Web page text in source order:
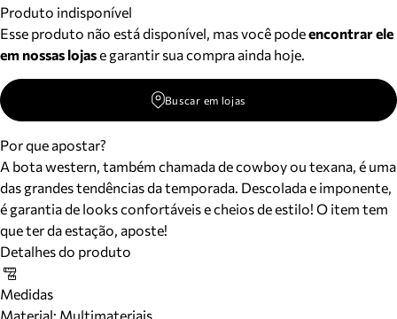
Produto indisponível
Esse produto não está disponível, mas você podeencontrar ele
em nossas lojase garantir sua compra ainda hoje.
Buscar em lojas
Por que apostar?
A bota western, também chamada de cowboy ou texana, é uma
das grandes tendências da temporada. Descolada e imponente,
é garantia de looks confortáveis e cheios de estilo! O item tem
que ter da estação, aposte!
Detalhes do produto
Medidas
Material: Multimateriais